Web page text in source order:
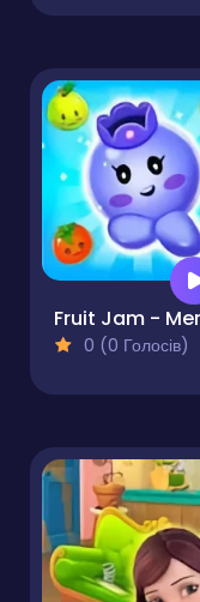
0 (0 Голосів)